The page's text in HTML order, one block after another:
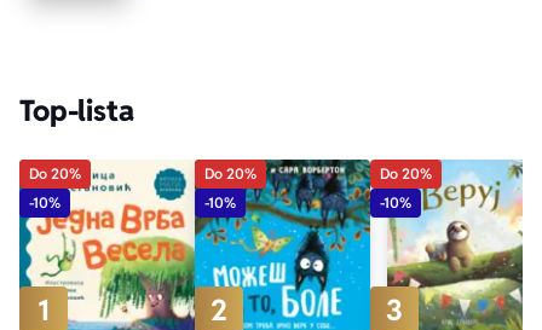
Top-lista
Do 20%
-10%
1
Do 20%
-10%
2
Do 20%
-10%
3
Za poklon
E-knjige
Autori
Lični razvoj i popularna psihologija
Biografija
Dejan Tiago-Stanković
Milica Jakovljević Mir-Jam
Harlan Koben
Elif Šafak